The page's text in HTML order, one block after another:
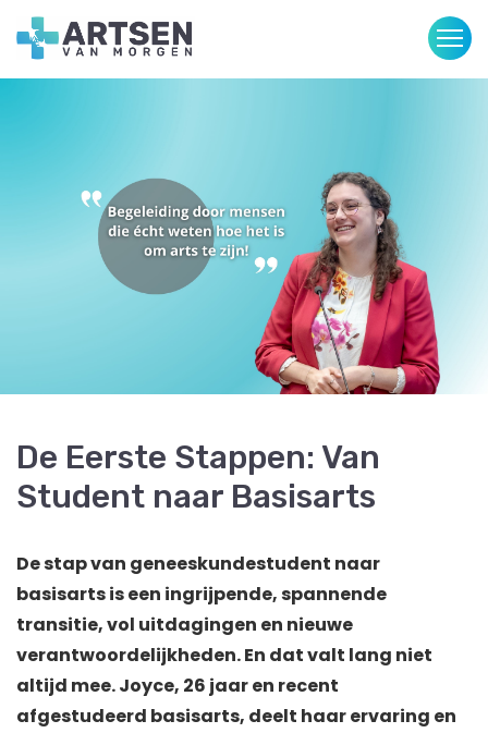
De Eerste Stappen: Van
Student naar Basisarts
De stap van geneeskundestudent naar
basisarts is een ingrijpende, spannende
transitie, vol uitdagingen en nieuwe
verantwoordelijkheden. En dat valt lang niet
altijd mee. Joyce, 26 jaar en recent
afgestudeerd basisarts, deelt haar ervaring en